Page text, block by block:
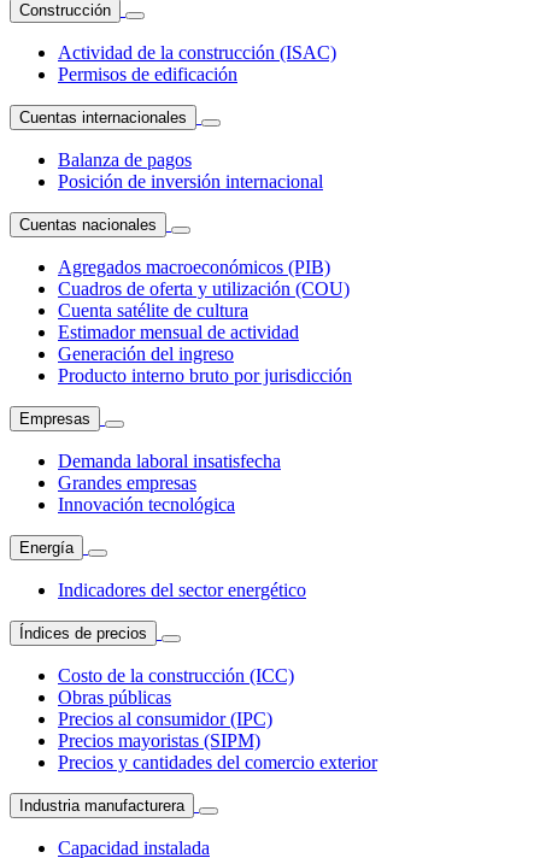
Construcción
Actividad de la construcción (ISAC)
Permisos de edificación
Cuentas internacionales
Balanza de pagos
Posición de inversión internacional
Cuentas nacionales
Agregados macroeconómicos (PIB)
Cuadros de oferta y utilización (COU)
Cuenta satélite de cultura
Estimador mensual de actividad
Generación del ingreso
Producto interno bruto por jurisdicción
Empresas
Demanda laboral insatisfecha
Grandes empresas
Innovación tecnológica
Energía
Indicadores del sector energético
Índices de precios
Costo de la construcción (ICC)
Obras públicas
Precios al consumidor (IPC)
Precios mayoristas (SIPM)
Precios y cantidades del comercio exterior
Industria manufacturera
Capacidad instalada